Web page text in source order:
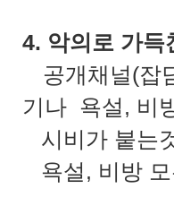
4. 악의로 가득
공개채널(잡
기나 욕설, 비
시비가 붙는
욕설, 비방 모